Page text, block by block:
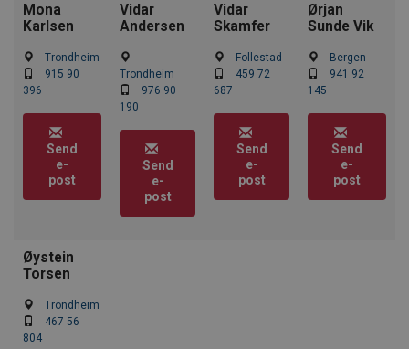
Mona
Karlsen
Trondheim
915 90
396
Send
e-
post
Vidar
Andersen
Trondheim
976 90
190
Send
e-
post
Vidar
Skamfer
Follestad
459 72
687
Send
e-
post
Ørjan
Sunde Vik
Bergen
941 92
145
Send
e-
post
Øystein
Torsen
Trondheim
467 56
804